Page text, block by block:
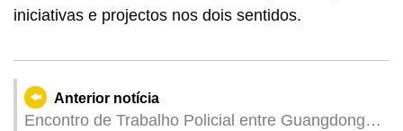
iniciativas e projectos nos dois sentidos.
Anterior notícia
Encontro de Trabalho Policial entre Guangdong e